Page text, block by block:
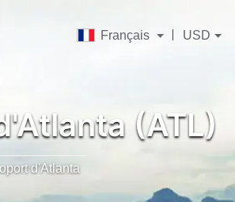
Français USD
(ATL)
d'Atlanta